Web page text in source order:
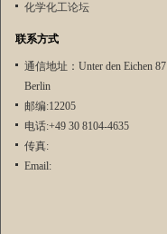
化学化工论坛
联系方式
通信地址：Unter den Eichen 87
Berlin
邮编:12205
电话:+49 30 8104-4635
传真:
Email: